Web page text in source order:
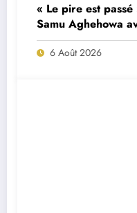
« Le pire est
Samu Aghehowa
Porto ?
6 Août 2026